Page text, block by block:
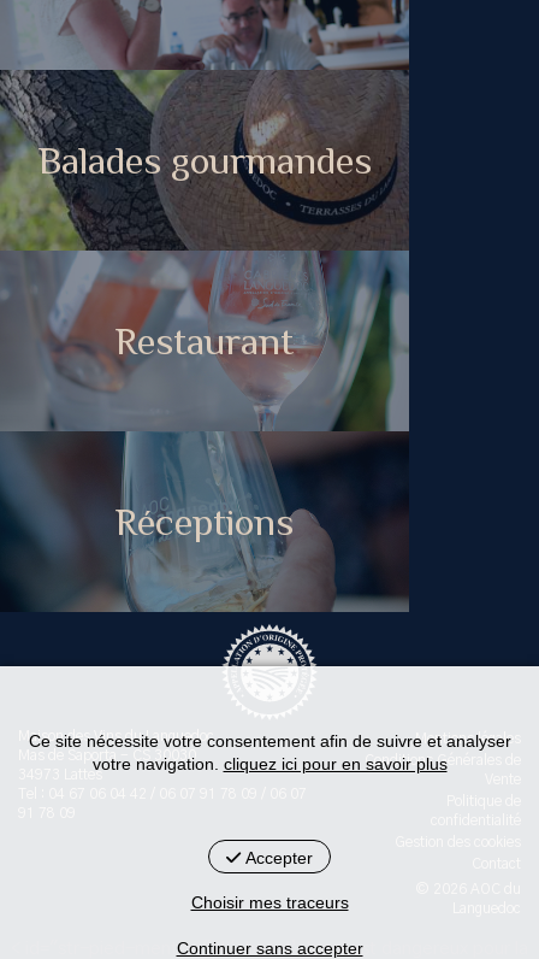
Balades gourmandes
Restaurant
Réceptions
Maison des Vins du Languedoc
Mas de Saporta - CS 30030
Mentions légales
Conditions Générales de
< id="str-pied-mention">L'abus d’alcool est dangereux pour la
Ce site nécessite votre consentement afin de suivre et analyser
votre navigation. cliquez ici pour en savoir plus
Accepter
Choisir mes traceurs
Continuer sans accepter